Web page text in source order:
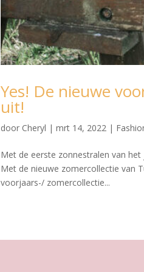
Yes! De nieuwe
uit!
door Cheryl |mrt 14, 2022 |
Met de eerste zonnestralen van
Met de nieuwe zomercollectie van
voorjaars-/ zomercollectie...